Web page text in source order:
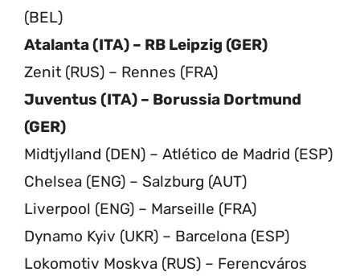
(BEL)
Atalanta (ITA) – RB Leipzig (GER)
Zenit (RUS) – Rennes (FRA)
Juventus (ITA) – Borussia Dortmund
(GER)
Midtjylland (DEN) – Atlético de Madrid (ESP)
Chelsea (ENG) – Salzburg (AUT)
Liverpool (ENG) – Marseille (FRA)
Dynamo Kyiv (UKR) – Barcelona (ESP)
Lokomotiv Moskva (RUS) – Ferencváros